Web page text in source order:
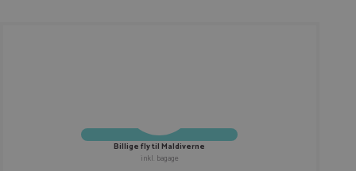
Billige fly til Maldiverne
inkl. bagage